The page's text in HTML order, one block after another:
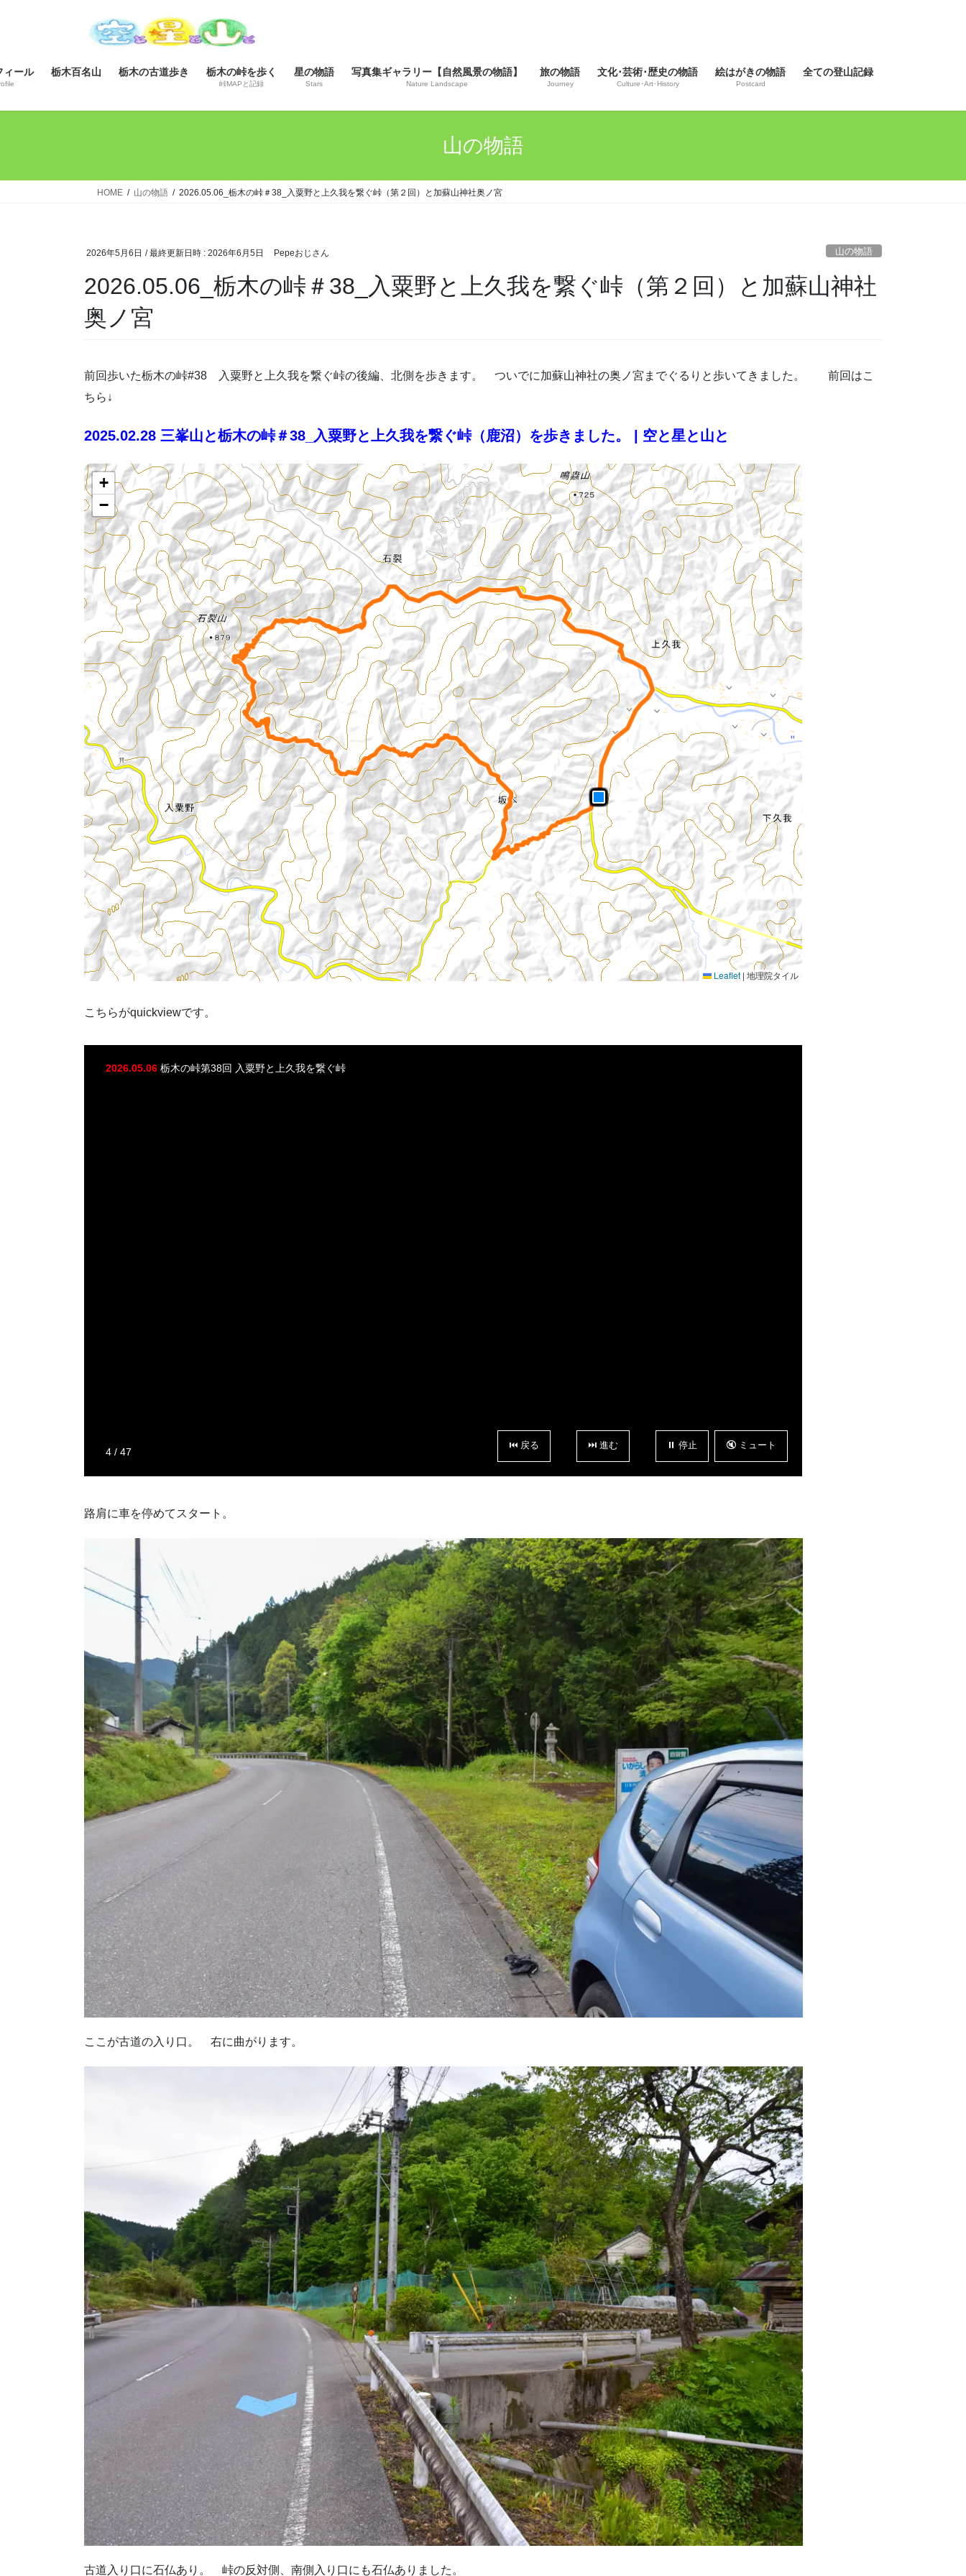
ツ
ス
シ
ン
ィール 栃木百名山 栃木の古道歩き 栃木の峠を歩く
峠MAPと記録
星の物語
Stars
写真集ギャラリー【自然風景の物語】
Nature Landscape
旅の物語
Journey
文化･芸術･歴史の物語
Culture･Art･History
絵はがきの物語
Postcard
全ての登山記録
山の物語
HOME 山の物語 2026.05.06_栃木の峠＃38_入粟野と上久我を繋ぐ峠（第２回）と加蘇山神社奥ノ宮
2026年5月6日 / 最終更新日時 : 2026年6月5日 Pepeおじさん 山の物語
2026.05.06_栃木の峠＃38_入粟野と上久我を繋ぐ峠（第２回）と加蘇山神社
奥ノ宮
前回歩いた栃木の峠#38 入粟野と上久我を繋ぐ峠の後編、北側を歩きます。 ついでに加蘇山神社の奥ノ宮までぐるりと歩いてきました。 前回はこ
ちら↓
2025.02.28 三峯山と栃木の峠＃38_入粟野と上久我を繋ぐ峠（鹿沼）を歩きました。 | 空と星と山と
こちらがquickviewです。
路肩に車を停めてスタート。
ここが古道の入り口。 右に曲がります。
古道入り口に石仏あり。 峠の反対側、南側入り口にも石仏ありました。